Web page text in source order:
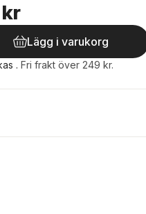
Lägg i varukorg
. Fri frakt över 249 kr.